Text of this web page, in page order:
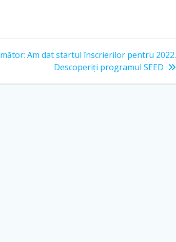
Am dat startul înscrierilor pentru 2022.
Descoperiți programul SEED